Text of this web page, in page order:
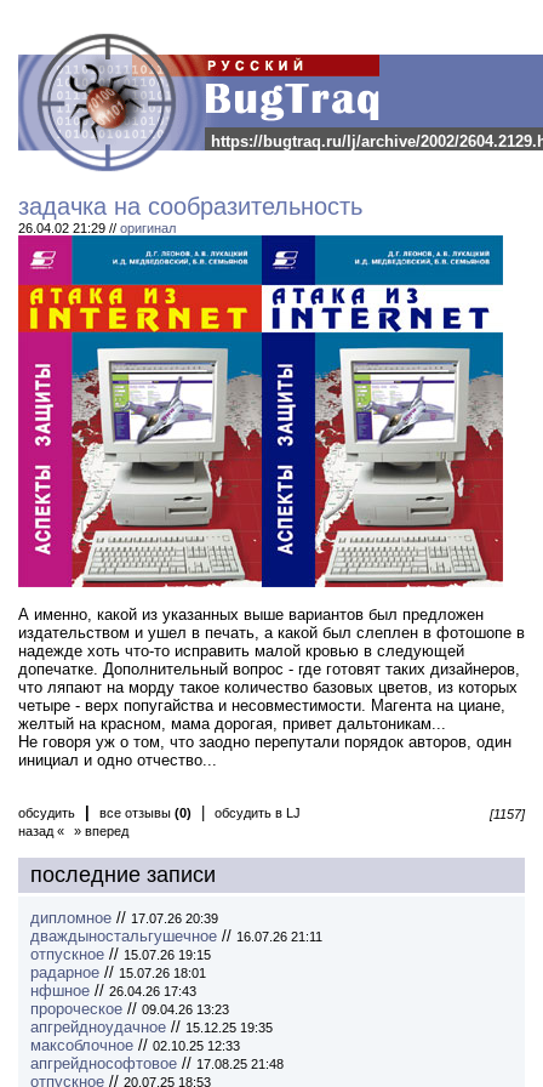
https://bugtraq.ru/lj/archive/2002/
задачка на сообразительность
26.04.02 21:29 // оригинал
А именно, какой из указанных выше вариантов был предложен
издательством и ушел в печать, а какой был слеплен в фотошопе в
надежде хоть что-то исправить малой кровью в следующей
допечатке. Дополнительный вопрос - где готовят таких дизайнеров,
что ляпают на морду такое количество базовых цветов, из которых
четыре - верх попугайства и несовместимости. Магента на циане,
желтый на красном, мама дорогая, привет дальтоникам...
Не говоря уж о том, что заодно перепутали порядок авторов, один
инициал и одно отчество...
обсудить все отзывы (0) обсудить в LJ
[1157]
назад «
» вперед
последние записи
дипломное // 17.07.26 20:39
дваждыностальгушечное // 16.07.26 21:11
отпускное // 15.07.26 19:15
радарное // 15.07.26 18:01
нфшное // 26.04.26 17:43
пророческое // 09.04.26 13:23
апгрейдноудачное // 15.12.25 19:35
максоблочное // 02.10.25 12:33
апгрейднософтовое // 17.08.25 21:48
отпускное // 20.07.25 18:53